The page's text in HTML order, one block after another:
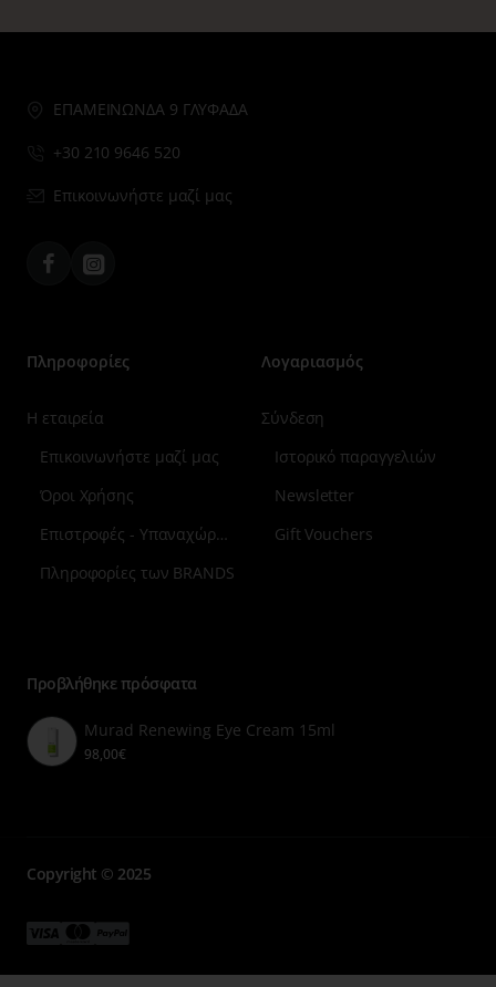
ΕΠΑΜΕΙΝΩΝΔΑ 9 ΓΛΥΦΑΔΑ
+30 210 9646 520
Επικοινωνήστε μαζί μας
FacebookInstagram
Πληροφορίες
7
Η εταιρεία
Επικοινωνήστε μαζί μας
Όροι Χρήσης
Επιστροφές - Υπαναχώρηση
Πληροφορίες των BRANDS
Λογαριασμός
Σύνδεση
Ιστορικό παραγγελιών
Newsletter
Gift Vouchers
Προβλήθηκε πρόσφατα
Murad Renewing Eye Cream 15ml
98,00€
Copyright © 2025
Μενού
ΜενούΜενού